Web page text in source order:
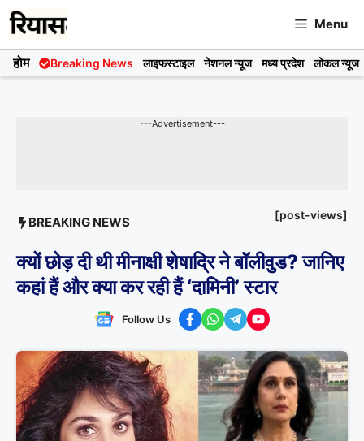
Skip
to
content
Menu
होम Breaking News लाइफस्टाइल नेशनल न्यूज मध्य प्रदेश लोकल न्यूज
---Advertisement---
BREAKING NEWS [post-views]
क्यों छोड़ दी थी मीनाक्षी शेषाद्रि ने बॉलीवुड? जानिए
कहां हैं और क्या कर रही हैं ‘दामिनी’ स्टार
Follow Us